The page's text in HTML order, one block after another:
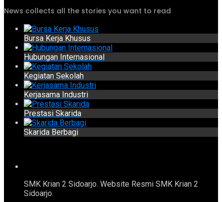
News collects all the stories you want to read
Bursa Kerja Khusus
Hubungan Internasional
Kegiatan Sekolah
Kerjasama Industri
Prestasi Skarida
Skarida Berbagi
SMK Krian 2 Sidoarjo. Website Resmi SMK Krian 2
Sidoarjo.